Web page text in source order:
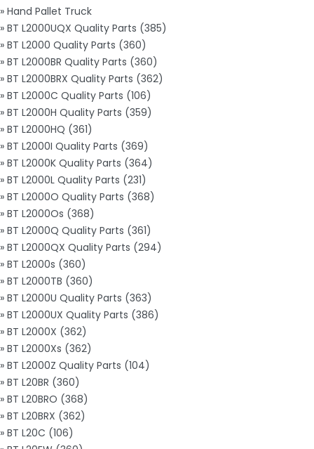
» Hand Pallet Truck
» BT L2000UQX Quality Parts (385)
» BT L2000 Quality Parts (360)
» BT L2000BR Quality Parts (360)
» BT L2000BRX Quality Parts (362)
» BT L2000C Quality Parts (106)
» BT L2000H Quality Parts (359)
» BT L2000HQ (361)
» BT L2000I Quality Parts (369)
» BT L2000K Quality Parts (364)
» BT L2000L Quality Parts (231)
» BT L2000O Quality Parts (368)
» BT L2000Os (368)
» BT L2000Q Quality Parts (361)
» BT L2000QX Quality Parts (294)
» BT L2000s (360)
» BT L2000TB (360)
» BT L2000U Quality Parts (363)
» BT L2000UX Quality Parts (386)
» BT L2000X (362)
» BT L2000Xs (362)
» BT L2000Z Quality Parts (104)
» BT L20BR (360)
» BT L20BRO (368)
» BT L20BRX (362)
» BT L20C (106)